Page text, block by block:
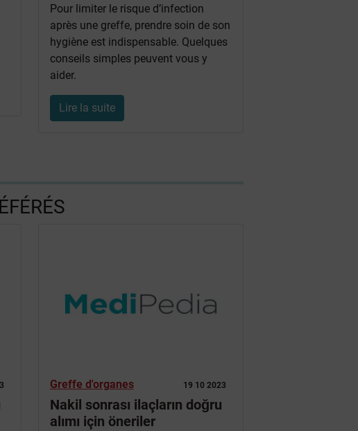
Pour limiter le risque d’infection
après une greffe, prendre soin de son
hygiène est indispensable. Quelques
conseils simples peuvent vous y
aider.
Lire la suite
19 10 2023
Greffe d'organes
Nakil sonrası ilaçların doğru
alımı için öneriler